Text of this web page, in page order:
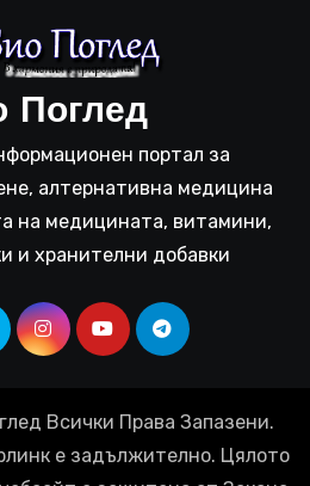
Поглед
портал за
алтернативна медицина
на медицината, витамини,
и хранителни добавки
Всички Права Запазени.
е задължително. Цялото